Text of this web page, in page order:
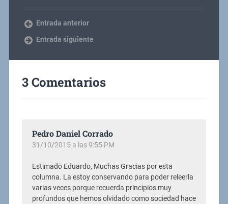
Entrada anterior
Entrada siguiente
3 Comentarios
Pedro Daniel Corrado
31/10/2015 a las 9:55 PM
Estimado Eduardo, Muchas Gracias por esta
columna. La estoy conservando para poder releerla
varias veces porque recuerda principios muy
profundos que hemos olvidado como sociedad hace